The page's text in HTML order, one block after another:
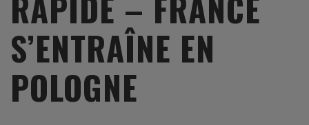
S’ENTRAÎNE EN
POLOGNE